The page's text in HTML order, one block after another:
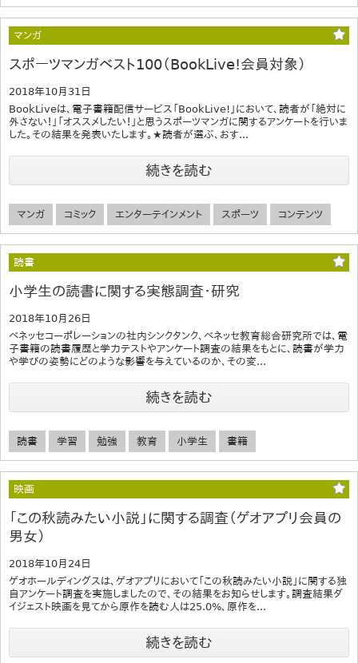
マンガ
スポーツマンガベスト100（BookLive!会員対象）
2018年10月31日
BookLiveは、電子書籍配信サービス「BookLive!」において、読者が「絶対に
外さない！」「オススメしたい！」と思うスポーツマンガに関するアンケートを行いま
した。その結果を発表いたします。★読者が選ぶ、おす...
続きを読む
マンガ コミック エンターテインメント スポーツ コンテンツ
読書
小学生の読書に関する実態調査・研究
2018年10月26日
ベネッセコーポレーションの社内シンクタンク、ベネッセ教育総合研究所では、電
子書籍の読書履歴と学力テストやアンケート調査の結果をもとに、読書が学力
や学びの姿勢にどのような影響を与えているのか、その変...
続きを読む
読書 学習 勉強 教育 小学生 書籍
映画
「この秋読みたい小説」に関する調査（ゲオアプリ会員の
男女）
2018年10月24日
ゲオホールディングスは、ゲオアプリにおいて「この秋読みたい小説」に関する独
自アンケート調査を実施しましたので、その結果をお知らせします。調査結果ダ
イジェスト映画を見てから原作を読む人は25.0%、原作を...
続きを読む